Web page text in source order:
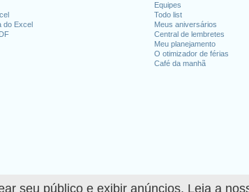
seu público e exibir anúncios. Leia a
do Excel
Equipes
Todo list
Meus aniversários
Central de lembretes
Meu planejamento
O otimizador de férias
Café da manhã